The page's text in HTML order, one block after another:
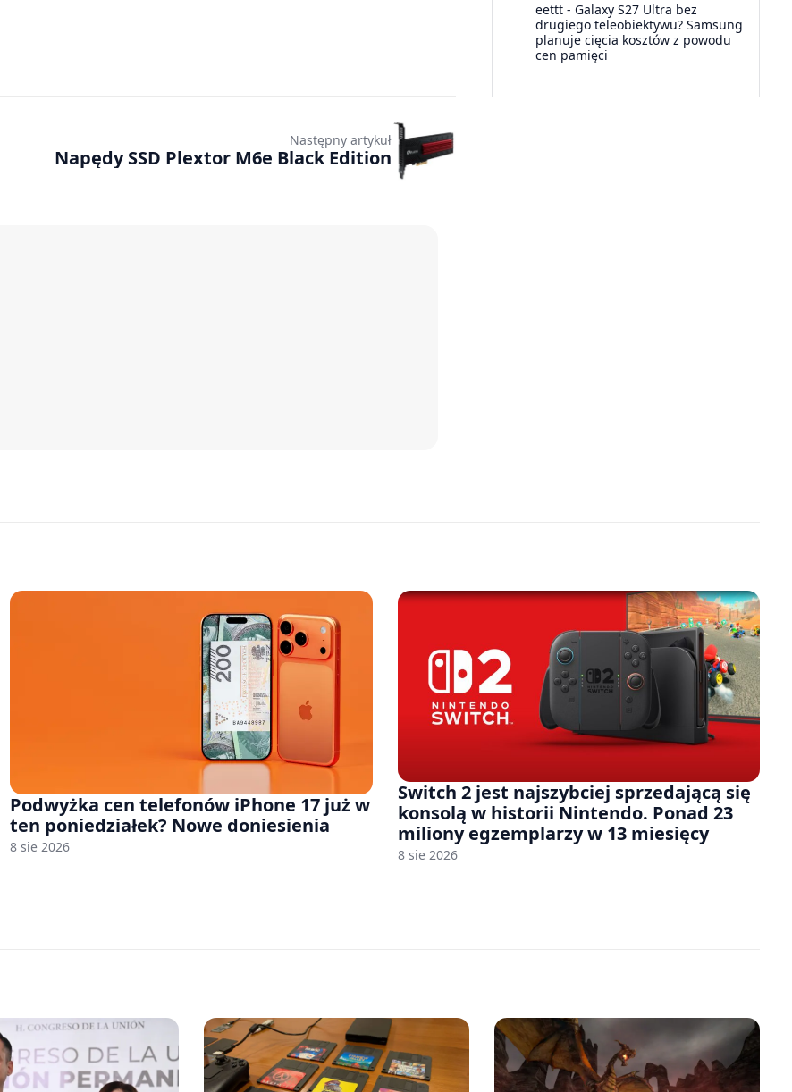
eettt - Galaxy S27 Ultra bez
drugiego teleobiektywu? Samsung
planuje cięcia kosztów z powodu
cen pamięci
Następny artykuł
Napędy SSD Plextor M6e Black Edition
Podwyżka cen telefonów iPhone 17 już w
ten poniedziałek? Nowe doniesienia
8 sie 2026
Switch 2 jest najszybciej sprzedającą się
konsolą w historii Nintendo. Ponad 23
miliony egzemplarzy w 13 miesięcy
8 sie 2026